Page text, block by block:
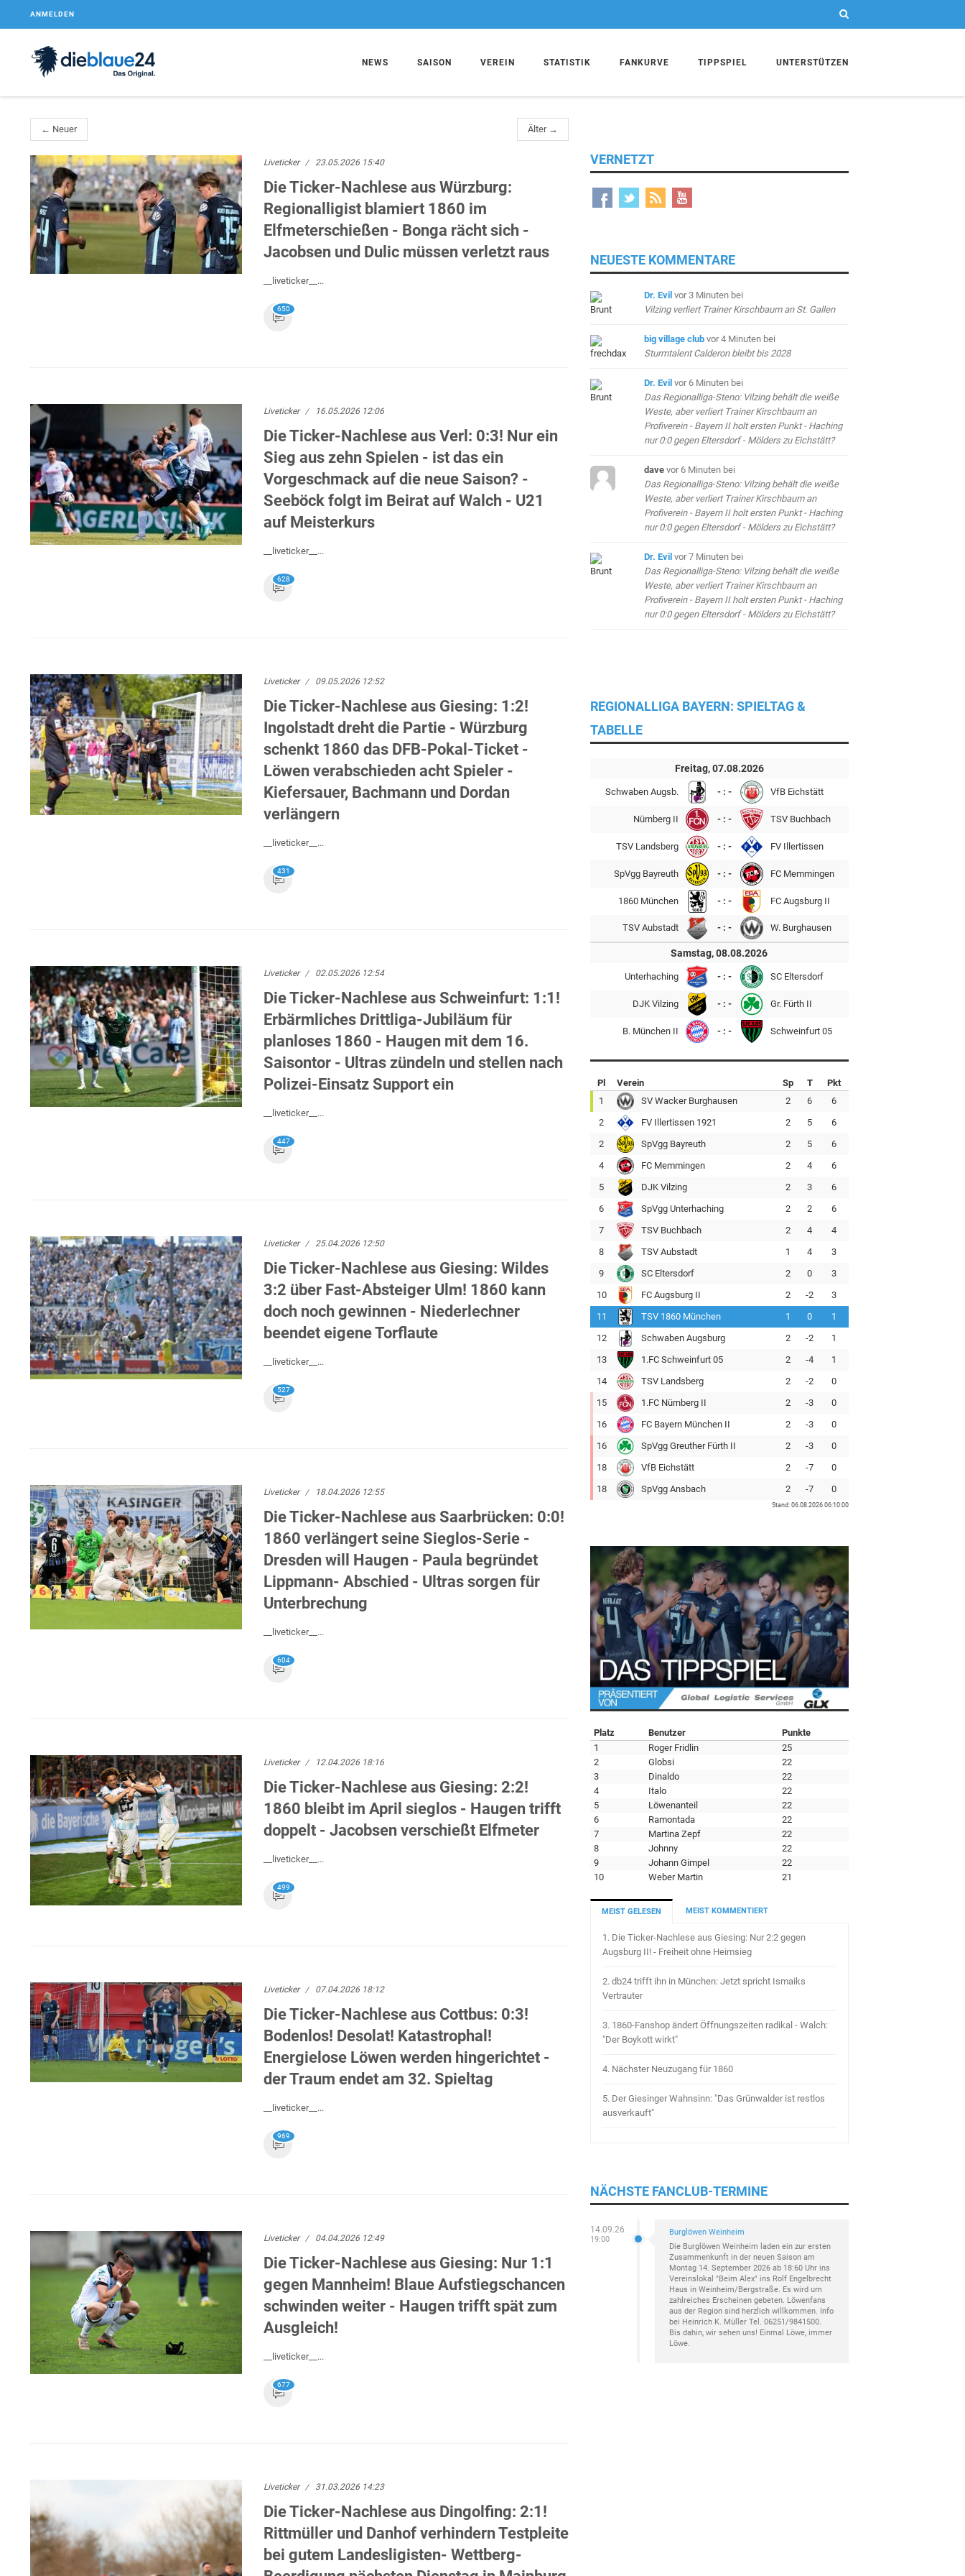
ANMELDEN
NEWS SAISON VEREIN STATISTIK FANKURVE TIPPSPIEL UNTERSTÜTZEN
← Neuer Älter →
Liveticker 23.05.2026 15:40
Die Ticker-Nachlese aus Würzburg:
Regionalligist blamiert 1860 im
Elfmeterschießen - Bonga rächt sich -
Jacobsen und Dulic müssen verletzt raus
__liveticker__...
650
Liveticker 16.05.2026 12:06
Die Ticker-Nachlese aus Verl: 0:3! Nur ein
Sieg aus zehn Spielen - ist das ein
Vorgeschmack auf die neue Saison? -
Seeböck folgt im Beirat auf Walch - U21
auf Meisterkurs
__liveticker__...
628
Liveticker 09.05.2026 12:52
Die Ticker-Nachlese aus Giesing: 1:2!
Ingolstadt dreht die Partie - Würzburg
schenkt 1860 das DFB-Pokal-Ticket -
Löwen verabschieden acht Spieler -
Kiefersauer, Bachmann und Dordan
verlängern
__liveticker__...
431
Liveticker 02.05.2026 12:54
Die Ticker-Nachlese aus Schweinfurt: 1:1!
Erbärmliches Drittliga-Jubiläum für
planloses 1860 - Haugen mit dem 16.
Saisontor - Ultras zündeln und stellen nach
Polizei-Einsatz Support ein
__liveticker__...
447
Liveticker 25.04.2026 12:50
Die Ticker-Nachlese aus Giesing: Wildes
3:2 über Fast-Absteiger Ulm! 1860 kann
doch noch gewinnen - Niederlechner
beendet eigene Torflaute
__liveticker__...
527
Liveticker 18.04.2026 12:55
Die Ticker-Nachlese aus Saarbrücken: 0:0!
1860 verlängert seine Sieglos-Serie -
Dresden will Haugen - Paula begründet
Lippmann- Abschied - Ultras sorgen für
Unterbrechung
__liveticker__...
604
Liveticker 12.04.2026 18:16
Die Ticker-Nachlese aus Giesing: 2:2!
1860 bleibt im April sieglos - Haugen trifft
doppelt - Jacobsen verschießt Elfmeter
__liveticker__...
499
Liveticker 07.04.2026 18:12
Die Ticker-Nachlese aus Cottbus: 0:3!
Bodenlos! Desolat! Katastrophal!
Energielose Löwen werden hingerichtet -
der Traum endet am 32. Spieltag
__liveticker__...
969
Liveticker 04.04.2026 12:49
Die Ticker-Nachlese aus Giesing: Nur 1:1
gegen Mannheim! Blaue Aufstiegschancen
schwinden weiter - Haugen trifft spät zum
Ausgleich!
__liveticker__...
677
Liveticker 31.03.2026 14:23
Die Ticker-Nachlese aus Dingolfing: 2:1!
Rittmüller und Danhof verhindern Testpleite
bei gutem Landesligisten- Wettberg-
VERNETZT
NEUESTE KOMMENTARE
Dr. Evil vor 3 Minuten bei
Vilzing verliert Trainer Kirschbaum an St. Gallen
big village club vor 4 Minuten bei
Sturmtalent Calderon bleibt bis 2028
Dr. Evil vor 6 Minuten bei
Das Regionalliga-Steno: Vilzing behält die weiße
Weste, aber verliert Trainer Kirschbaum an
Profiverein - Bayern II holt ersten Punkt - Haching
nur 0:0 gegen Eltersdorf - Mölders zu Eichstätt?
dave vor 6 Minuten bei
Das Regionalliga-Steno: Vilzing behält die weiße
Weste, aber verliert Trainer Kirschbaum an
Profiverein - Bayern II holt ersten Punkt - Haching
nur 0:0 gegen Eltersdorf - Mölders zu Eichstätt?
Dr. Evil vor 7 Minuten bei
Das Regionalliga-Steno: Vilzing behält die weiße
Weste, aber verliert Trainer Kirschbaum an
Profiverein - Bayern II holt ersten Punkt - Haching
nur 0:0 gegen Eltersdorf - Mölders zu Eichstätt?
REGIONALLIGA BAYERN: SPIELTAG &
TABELLE
Freitag, 07.08.2026
Schwaben Augsb. - : - VfB Eichstätt
Nürnberg II - : - TSV Buchbach
TSV Landsberg - : - FV Illertissen
SpVgg Bayreuth - : - FC Memmingen
1860 München - : - FC Augsburg II
TSV Aubstadt - : - W. Burghausen
Samstag, 08.08.2026
Unterhaching - : - SC Eltersdorf
DJK Vilzing - : - Gr. Fürth II
B. München II - : - Schweinfurt 05
Pl Verein Sp T
Pkt
1
SV Wacker Burghausen 2 6
6
2
FV Illertissen 1921 2 5
6
2
SpVgg Bayreuth 2 5
6
4
FC Memmingen 2 4
6
5
DJK Vilzing 2 3
6
6
SpVgg Unterhaching 2 2
6
7
TSV Buchbach 2 4
4
8
TSV Aubstadt 1 4
3
9
SC Eltersdorf 2 0
3
10
FC Augsburg II 2 -2
3
11
TSV 1860 München 1 0
1
12
Schwaben Augsburg 2 -2
1
13
1.FC Schweinfurt 05 2 -4
1
14
TSV Landsberg 2 -2
0
15
1.FC Nürnberg II 2 -3
0
16
FC Bayern München II 2 -3
0
16
SpVgg Greuther Fürth II 2 -3
0
18
VfB Eichstätt 2 -7
0
18
SpVgg Ansbach 2 -7 0
Stand: 06.08.2026 06:10:00
Platz Benutzer
Punkte
1
Roger Fridlin
25
2
Globsi
22
3
Dinaldo
22
4
Italo
22
5
Löwenanteil
22
6
Ramontada
22
7
Martina Zepf
22
8
Johnny
22
9
Johann Gimpel
22
10
Weber Martin 21
MEIST GELESEN MEIST KOMMENTIERT
1. Die Ticker-Nachlese aus Giesing: Nur 2:2 gegen
Augsburg II! - Freiheit ohne Heimsieg
2. db24 trifft ihn in München: Jetzt spricht Ismaiks
Vertrauter
3. 1860-Fanshop ändert Öffnungszeiten radikal - Walch:
"Der Boykott wirkt"
4. Nächster Neuzugang für 1860
5. Der Giesinger Wahnsinn: "Das Grünwalder ist restlos
ausverkauft"
NÄCHSTE FANCLUB-TERMINE
14.09.26
19:00
Burglöwen Weinheim
Die Burglöwen Weinheim laden ein zur ersten
Zusammenkunft in der neuen Saison am
Montag 14. September 2026 ab 18:60 Uhr ins
Vereinslokal "Beim Alex" ins Rolf Engelbrecht
Haus in Weinheim/Bergstraße. Es wird um
zahlreiches Erscheinen gebeten. Löwenfans
aus der Region sind herzlich willkommen. Info
bei Heinrich K. Müller Tel. 06251/9841500.
Bis dahin, wir sehen uns! Einmal Löwe, immer
Löwe.